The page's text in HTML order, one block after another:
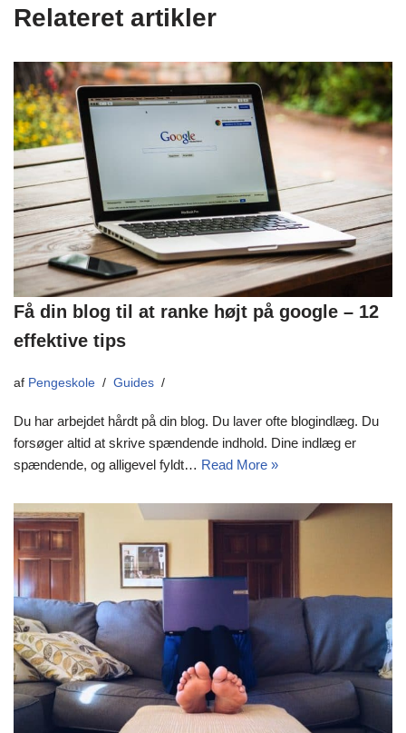
Relateret artikler
Få din blog til at ranke højt på google – 12
effektive tips
af Pengeskole Guides
Du har arbejdet hårdt på din blog. Du laver ofte blogindlæg. Du
forsøger altid at skrive spændende indhold. Dine indlæg er
spændende, og alligevel fyldt… Read More »